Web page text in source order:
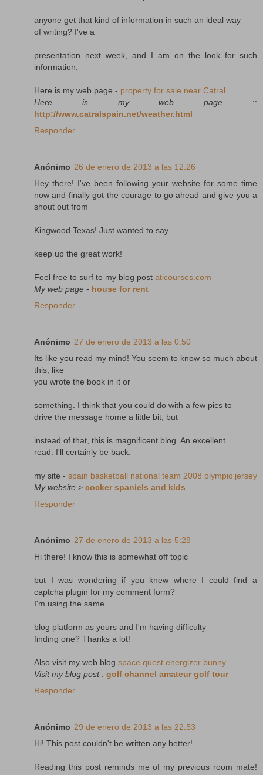
anyone get that kind of information in such an ideal way
of writing? I've a
presentation next week, and I am on the look for such
information.
Here is my web page - property for sale near Catral
Here is my web page ::
http://www.catralspain.net/weather.html
Responder
Anónimo 26 de enero de 2013 a las 12:26
Hey there! I've been following your website for some time
now and finally got the courage to go ahead and give you a
shout out from
Kingwood Texas! Just wanted to say
keep up the great work!
Feel free to surf to my blog post aticourses.com
My web page - house for rent
Responder
Anónimo 27 de enero de 2013 a las 0:50
Its like you read my mind! You seem to know so much about
this, like
you wrote the book in it or
something. I think that you could do with a few pics to
drive the message home a little bit, but
instead of that, this is magnificent blog. An excellent
read. I'll certainly be back.
my site - spain basketball national team 2008 olympic jersey
My website > cocker spaniels and kids
Responder
Anónimo 27 de enero de 2013 a las 5:28
Hi there! I know this is somewhat off topic
but I was wondering if you knew where I could find a
captcha plugin for my comment form?
I'm using the same
blog platform as yours and I'm having difficulty
finding one? Thanks a lot!
Also visit my web blog space quest energizer bunny
Visit my blog post: golf channel amateur golf tour
Responder
Anónimo 29 de enero de 2013 a las 22:53
Hi! This post couldn't be written any better!
Reading this post reminds me of my previous room mate!